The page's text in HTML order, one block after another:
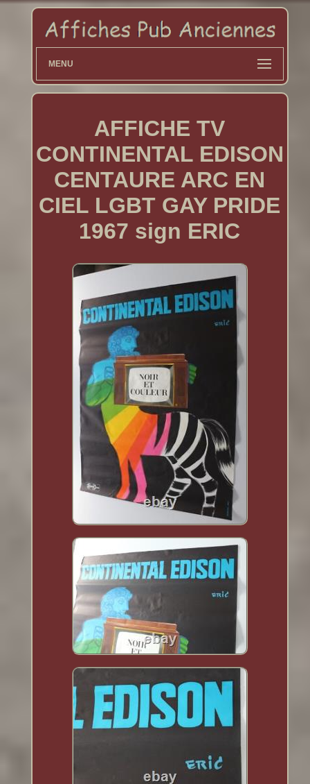
MENU
AFFICHE TV
CONTINENTAL EDISON
CENTAURE ARC EN
CIEL LGBT GAY PRIDE
1967 sign ERIC